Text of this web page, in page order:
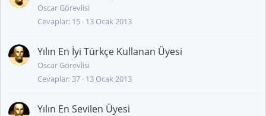
Oscar Görevlisi
Cevaplar 15 13 Ocak 2013
Yılın En İyi Türkçe Kullanan Üyesi
Oscar Görevlisi
Cevaplar 37 13 Ocak 2013
Yılın En Sevilen Üyesi